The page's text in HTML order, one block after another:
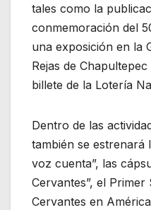
tales como la
conmemoración del
una exposición en la
Rejas de
billete de la Lotería
Dentro de las
también se estrenará
voz cuenta”, las
Cervantes”, el
Cervantes en